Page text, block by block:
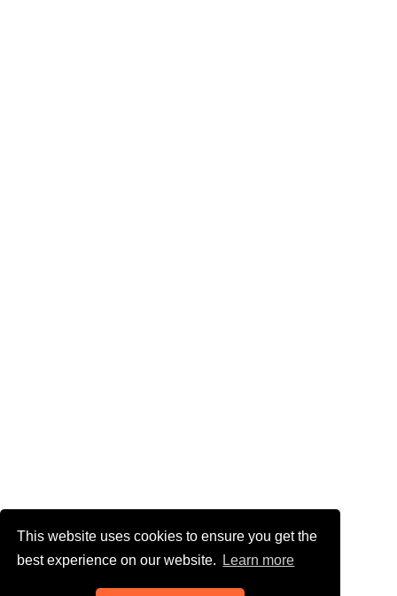
This website uses cookies to ensure you get the
best experience on our website.
Learn more